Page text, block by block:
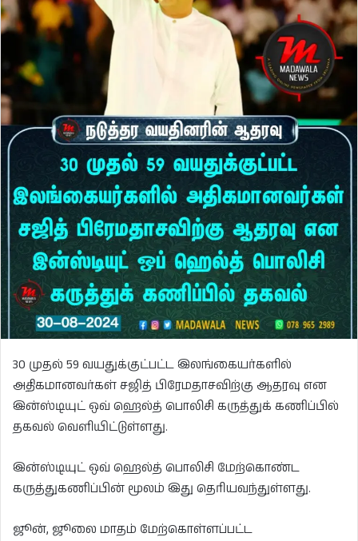
30 முதல் 59 வயதுக்குட்பட்ட இலங்கையர்களில்
அதிகமானவர்கள் சஜித் பிரேமதாசவிற்கு ஆதரவு என
இன்ஸ்டியுட் ஒவ் ஹெல்த் பொலிசி கருத்துக் கணிப்பில்
தகவல் வெளியிட்டுள்ளது.
இன்ஸ்டியுட் ஒவ் ஹெல்த் பொலிசி மேற்கொண்ட
கருத்துகணிப்பின் மூலம் இது தெரியவந்துள்ளது.
ஜூன், ஜூலை மாதம் மேற்கொள்ளப்பட்ட